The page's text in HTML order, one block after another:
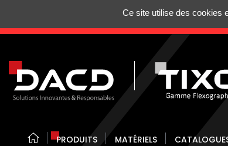
PRODUITS MATÉRIELS
Ce site utilise des cookies